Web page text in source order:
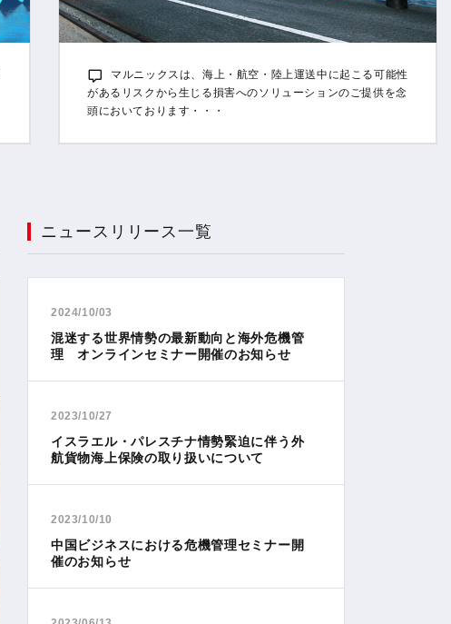
マルニックスは、海上・航空・陸上運送中に起こる可能性
があるリスクから生じる損害へのソリューションのご提供を念
頭においております・・・
ニュースリリース一覧
2024/10/03
混迷する世界情勢の最新動向と海外危機管
理 オンラインセミナー開催のお知らせ
2023/10/27
イスラエル・パレスチナ情勢緊迫に伴う外
航貨物海上保険の取り扱いについて
2023/10/10
中国ビジネスにおける危機管理セミナー開
催のお知らせ